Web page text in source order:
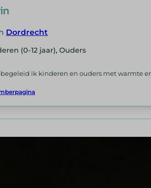
Dordrecht
(0-12 jaar), Ouders
ik kinderen en ouders met warmte